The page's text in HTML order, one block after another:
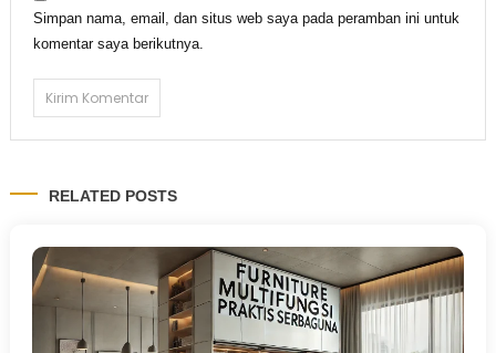
Simpan nama, email, dan situs web saya pada peramban ini untuk
komentar saya berikutnya.
RELATED POSTS